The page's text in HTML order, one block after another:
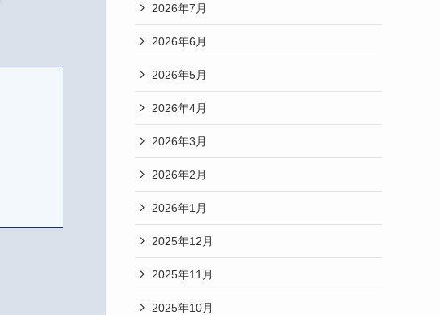
2026年7月
2026年6月
2026年5月
2026年4月
2026年3月
2026年2月
2026年1月
2025年12月
2025年11月
2025年10月